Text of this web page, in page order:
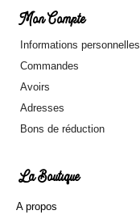
Mon Compte
Informations personnelles
Commandes
Avoirs
Adresses
Bons de réduction
La Boutique
A propos